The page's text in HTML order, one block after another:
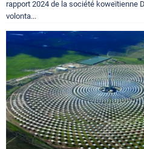
rapport 2024 de la société koweïtienne
volonta...